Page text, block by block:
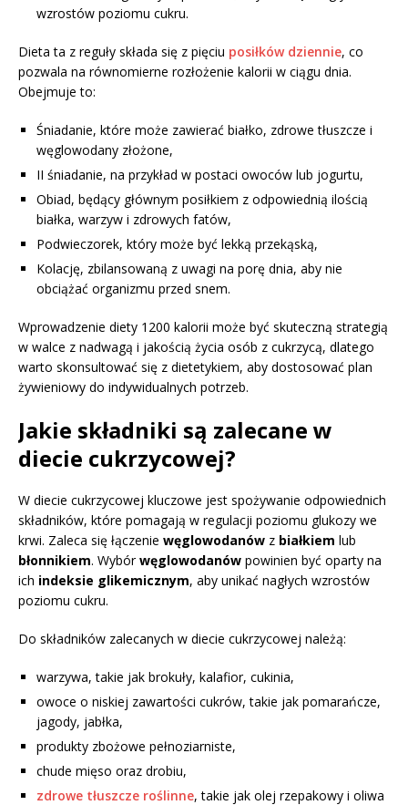
wzrostów poziomu cukru.
Dieta ta z reguły składa się z pięciu posiłków dziennie, co
pozwala na równomierne rozłożenie kalorii w ciągu dnia.
Obejmuje to:
Śniadanie, które może zawierać białko, zdrowe tłuszcze i
węglowodany złożone,
II śniadanie, na przykład w postaci owoców lub jogurtu,
Obiad, będący głównym posiłkiem z odpowiednią ilością
białka, warzyw i zdrowych fatów,
Podwieczorek, który może być lekką przekąską,
Kolację, zbilansowaną z uwagi na porę dnia, aby nie
obciążać organizmu przed snem.
Wprowadzenie diety 1200 kalorii może być skuteczną strategią
w walce z nadwagą i jakością życia osób z cukrzycą, dlatego
warto skonsultować się z dietetykiem, aby dostosować plan
żywieniowy do indywidualnych potrzeb.
Jakie składniki są zalecane w
diecie cukrzycowej?
W diecie cukrzycowej kluczowe jest spożywanie odpowiednich
składników, które pomagają w regulacji poziomu glukozy we
krwi. Zaleca się łączenie węglowodanów z białkiem lub
błonnikiem. Wybórwęglowodanów powinien być oparty na
ich indeksie glikemicznym, aby unikać nagłych wzrostów
poziomu cukru.
Do składników zalecanych w diecie cukrzycowej należą:
warzywa, takie jak brokuły, kalafior, cukinia,
owoce o niskiej zawartości cukrów, takie jak pomarańcze,
jagody, jabłka,
produkty zbożowe pełnoziarniste,
chude mięso oraz drobiu,
zdrowe tłuszcze roślinne, takie jak olej rzepakowy i oliwa